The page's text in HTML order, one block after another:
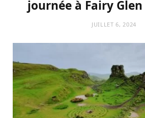
journée à Fairy Glen
JUILLET 6, 2024